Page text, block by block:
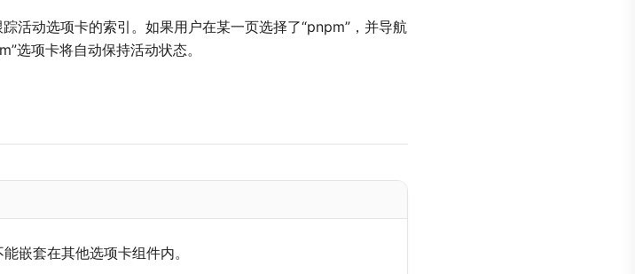
活动选项卡的索引。如果用户在某一页选择了“pnpm”，并导航
选项卡将自动保持活动状态。
嵌套在其他选项卡组件内。